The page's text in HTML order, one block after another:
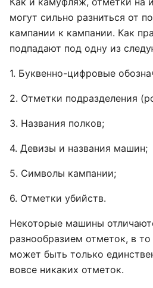
могут сильно разниться от
кампании к кампании. Как
подпадают под одну из
1. Буквенно-цифровые
2. Отметки подразделения
3. Названия полков;
4. Девизы и названия машин;
5. Символы кампании;
6. Отметки убийств.
Некоторые машины
разнообразием отметок, в
может быть только
вовсе никаких отметок.